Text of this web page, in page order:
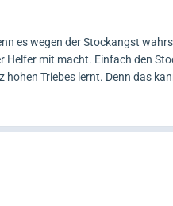
es wegen der Stockangst
mit macht. Einfach den
Triebes lernt. Denn das